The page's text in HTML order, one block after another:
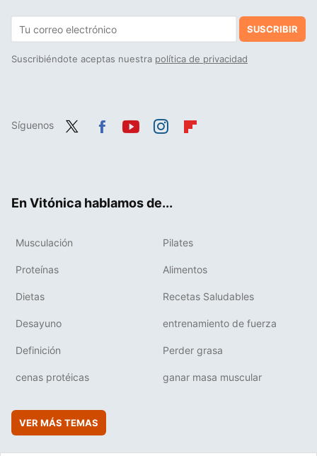
SUSCRIBIR
Suscribiéndote aceptas nuestra política de privacidad
Síguenos
En Vitónica hablamos de...
Musculación Pilates
Proteínas Alimentos
Dietas Recetas Saludables
Desayuno entrenamiento de fuerza
Definición Perder grasa
cenas protéicas ganar masa muscular
VER MÁS TEMAS